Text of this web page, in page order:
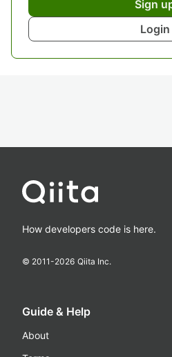
Sign
Login
How developers code is here.
© 2011-2026 Qiita Inc.
Guide & Help
About